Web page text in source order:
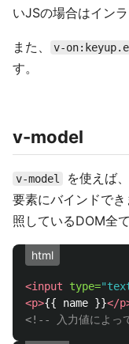
いJSの場合はイン
また、 v-
す。
v-model
v-model を使えば
要素にバインドで
照しているDOM全
html
<input type=
<p>{{ name }}</
<!-- 入力値によっ